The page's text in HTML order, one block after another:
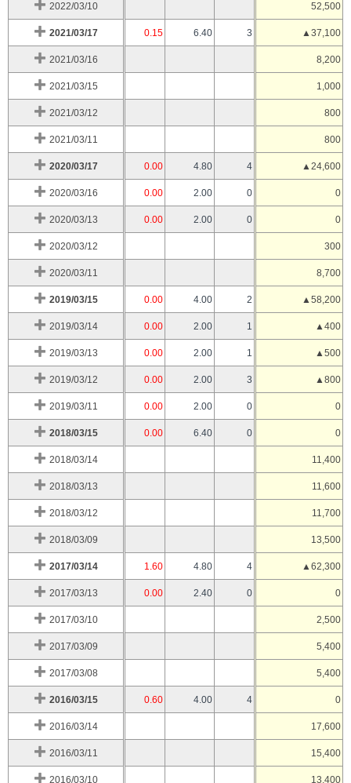
2022/03/10 52,500
2021/03/17 0.15 6.40 3 ▲37,100
2021/03/16 8,200
2021/03/15 1,000
2021/03/12 800
2021/03/11 800
2020/03/17 0.00 4.80 4 ▲24,600
2020/03/16 0.00 2.00 0 0
2020/03/13 0.00 2.00 0 0
2020/03/12 300
2020/03/11 8,700
2019/03/15 0.00 4.00 2 ▲58,200
2019/03/14 0.00 2.00 1 ▲400
2019/03/13 0.00 2.00 1 ▲500
2019/03/12 0.00 2.00 3 ▲800
2019/03/11 0.00 2.00 0 0
2018/03/15 0.00 6.40 0 0
2018/03/14 11,400
2018/03/13 11,600
2018/03/12 11,700
2018/03/09 13,500
2017/03/14 1.60 4.80 4 ▲62,300
2017/03/13 0.00 2.40 0 0
2017/03/10 2,500
2017/03/09 5,400
2017/03/08 5,400
2016/03/15 0.60 4.00 4 0
2016/03/14 17,600
2016/03/11 15,400
2016/03/10 13,400